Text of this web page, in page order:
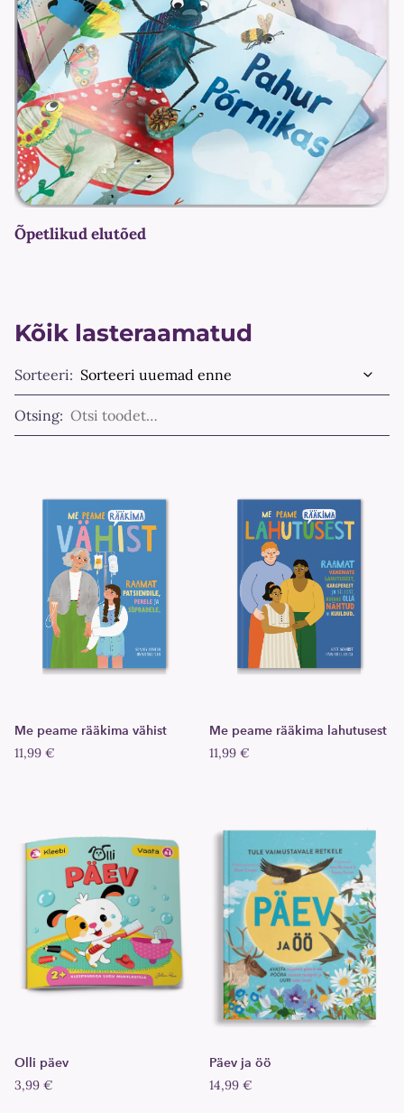
Õpetlikud elutõed
Kõik lasteraamatud
Sorteeri:
Otsing:
Me peame rääkima vähist
11,99 €
Me peame rääkima lahutusest
11,99 €
Olli päev
3,99 €
Päev ja öö
14,99 €